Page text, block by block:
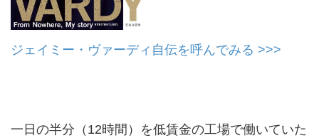
ジェイミー・ヴァーディ自伝を呼んでみる >>>
一日の半分（12時間）を低賃金の工場で働いていた